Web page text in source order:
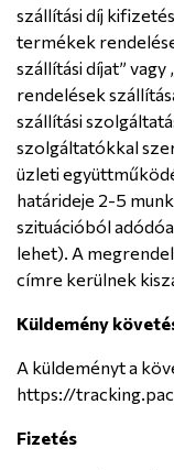
szállítási díj
termékek
szállítási díjat” vagy
rendelések
szállítási
szolgáltatókkal
üzleti
határideje 2-5
szituációból
lehet). A
címre kerülnek
Küldemény
A küldeményt a
https://
Fizetés